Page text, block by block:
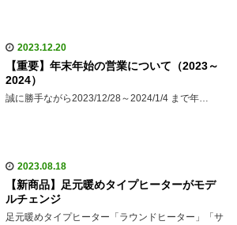
2023.12.20
【重要】年末年始の営業について（2023～
2024）
誠に勝手ながら2023/12/28～2024/1/4 まで年…
2023.08.18
【新商品】足元暖めタイプヒーターがモデ
ルチェンジ
足元暖めタイプヒーター「ラウンドヒーター」「サ